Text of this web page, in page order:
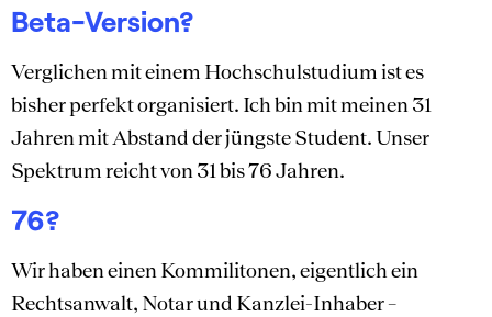
Beta-Version?
Verglichen mit einem Hochschulstudium ist es
bisher perfekt organisiert. Ich bin mit meinen 31
Jahren mit Abstand der jüngste Student. Unser
Spektrum reicht von 31 bis 76 Jahren.
76?
Wir haben einen Kommilitonen, eigentlich ein
Rechtsanwalt, Notar und Kanzlei-Inhaber –